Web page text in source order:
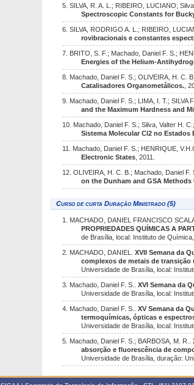
5. SILVA, R. A. L.; RIBEIRO, LUCIANO;
Spectroscopic Constants for
6. SILVA, RODRIGO A. L.; RIBEIRO,
rovibracionais e constantes
7. BRITO, S. F.; Machado, Daniel F. S.;
Energies of the Helium-
8. Machado, Daniel F. S.; OLIVEIRA, H. C.
Catalisadores Organometálicos. ,
9. Machado, Daniel F. S.; LIMA, I. T.; SILVA
and the Maximum Hardness and
10. Machado, Daniel F. S.; Silva, Valter H.
Sistema Molecular Cl2 no Estados
11. Machado, Daniel F. S.; HENRIQUE,
Electronic States , 2011.
12. OLIVEIRA, H. C. B.; Machado, Daniel
on the Dunham and GSA
Curso de curta Duração Ministrado (5)
1. MACHADO, DANIEL FRANCISCO
PROPRIEDADES QUÍMICAS A
de Brasília, local: Instituto de Química,
2. MACHADO, DANIEL. XVII Semana da
complexos de metais de
Universidade de Brasília, local:
3. Machado, Daniel F. S.. XVI Semana da
Universidade de Brasília, local:
4. Machado, Daniel F. S.. XV Semana da
termoquímicas, ópticas e
Universidade de Brasília, local:
5. Machado, Daniel F. S.; BARBOSA, M. R..
absorção e fluorescência de
Universidade de Brasília, duração: